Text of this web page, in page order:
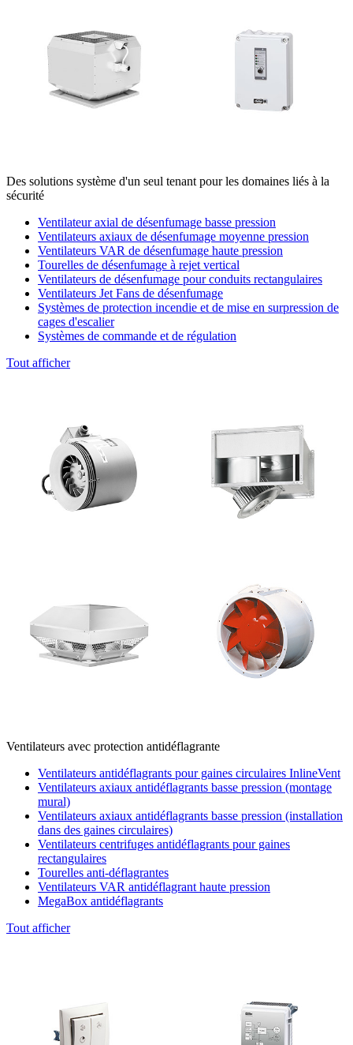
Des solutions système d'un seul tenant pour les domaines liés à la
sécurité
Ventilateur axial de désenfumage basse pression
Ventilateurs axiaux de désenfumage moyenne pression
Ventilateurs VAR de désenfumage haute pression
Tourelles de désenfumage à rejet vertical
Ventilateurs de désenfumage pour conduits rectangulaires
Ventilateurs Jet Fans de désenfumage
Systèmes de protection incendie et de mise en surpression de
cages d'escalier
Systèmes de commande et de régulation
Tout afficher
Ventilateurs avec protection antidéflagrante
Ventilateurs antidéflagrants pour gaines circulaires InlineVent
Ventilateurs axiaux antidéflagrants basse pression (montage
mural)
Ventilateurs axiaux antidéflagrants basse pression (installation
dans des gaines circulaires)
Ventilateurs centrifuges antidéflagrants pour gaines
rectangulaires
Tourelles anti-déflagrantes
Ventilateurs VAR antidéflagrant haute pression
MegaBox antidéflagrants
Tout afficher